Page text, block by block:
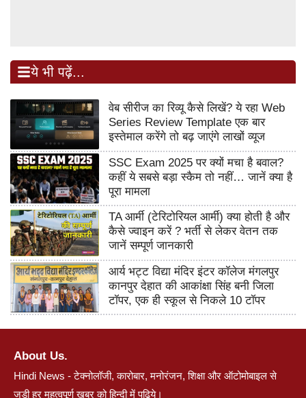
ये भी पढ़ें...
वेब सीरीज का रिव्यू कैसे लिखें? ये रहा Web
Series Review Template एक बार
इस्तेमाल करेंगे तो बढ़ जाएंगे लाखों व्यूज
SSC Exam 2025 पर क्यों मचा है बवाल?
कहीं ये सबसे बड़ा स्कैम तो नहीं… जानें क्या है
पूरा मामला
TA आर्मी (टेरिटोरियल आर्मी) क्या होती है और
कैसे ज्वाइन करें ? भर्ती से लेकर वेतन तक
जानें सम्पूर्ण जानकारी
आर्य भट्ट विद्या मंदिर इंटर कॉलेज मंगलपुर
कानपुर देहात की आकांक्षा सिंह बनी जिला
टॉपर, एक ही स्कूल से निकले 10 टॉपर
About Us.
Hindi News - टेक्नोलॉजी, कारोबार, मनोरंजन, शिक्षा और ऑटोमोबाइल से
जुड़ी हर महत्वपूर्ण खबर को हिन्दी में पढ़िये।